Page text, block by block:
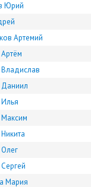
Юрий
Артемий
Мария